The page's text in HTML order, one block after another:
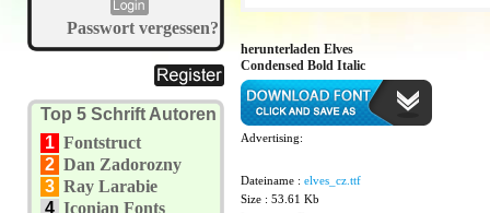
Passwort vergessen?
Top 5 Schrift Autoren
1 Fontstruct
2 Dan Zadorozny
3 Ray Larabie
4 Iconian Fonts
herunterladen Elves
Condensed Bold Italic
Advertising:
Dateiname : elves_cz.ttf
Size : 53.61 Kb